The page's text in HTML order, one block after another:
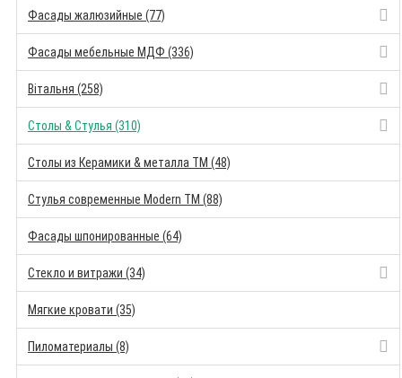
Фасады жалюзийные (77)
Фасады мебельные МДФ (336)
Вітальня (258)
Столы & Стулья (310)
Столы из Керамики & металла TM (48)
Стулья современные Modern TM (88)
Фасады шпонированные (64)
Стекло и витражи (34)
Мягкие кровати (35)
Пиломатериалы (8)